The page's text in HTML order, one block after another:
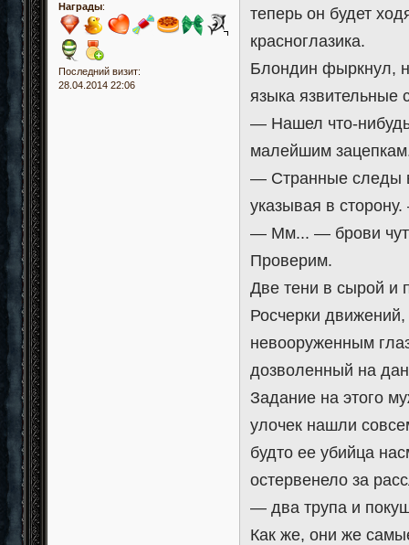
Награды:
Последний визит:
28.04.2014 22:06
теперь он будет
красноглазика.
Блондин фыркнул,
языка язвительные
— Нашел что-
малейшим
— Странные следы
указывая в
— Мм... — брови
Проверим.
Две тени в сырой и
Росчерки
невооруженным
дозволенный на
Задание на этого
улочек нашли
будто ее убийца
остервенело за
— два трупа и
Как же, они же